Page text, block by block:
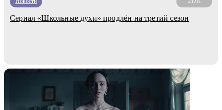
Сериал «Школьные духи» продлён на третий сезон